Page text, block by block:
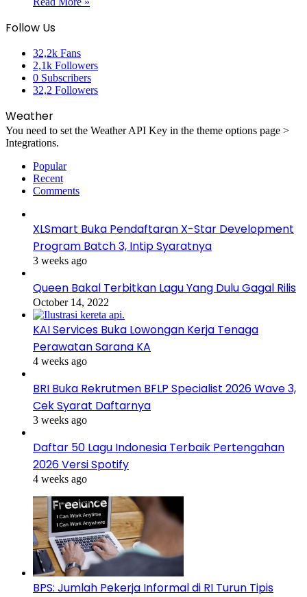
Follow Us
32,2k Fans
2,1k Followers
0 Subscribers
32,2 Followers
Weather
You need to set the Weather API Key in the theme options page >
Integrations.
Popular
Recent
Comments
XLSmart Buka Pendaftaran X-Star Development
Program Batch 3, Intip Syaratnya
3 weeks ago
Queen Bakal Terbitkan Lagu Yang Dulu Gagal Rilis
October 14, 2022
KAI Services Buka Lowongan Kerja Tenaga
Perawatan Sarana KA
4 weeks ago
BRI Buka Rekrutmen BFLP Specialist 2026 Wave 3,
Cek Syarat Daftarnya
3 weeks ago
Daftar 50 Lagu Indonesia Terbaik Pertengahan
2026 Versi Spotify
4 weeks ago
BPS: Jumlah Pekerja Informal di RI Turun Tipis